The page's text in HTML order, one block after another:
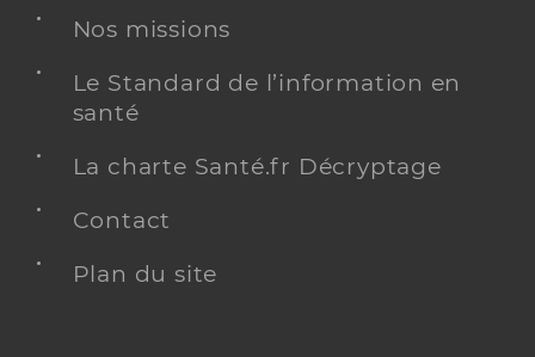
Nos missions
Le Standard de l’information en
santé
La charte Santé.fr Décryptage
Contact
Plan du site